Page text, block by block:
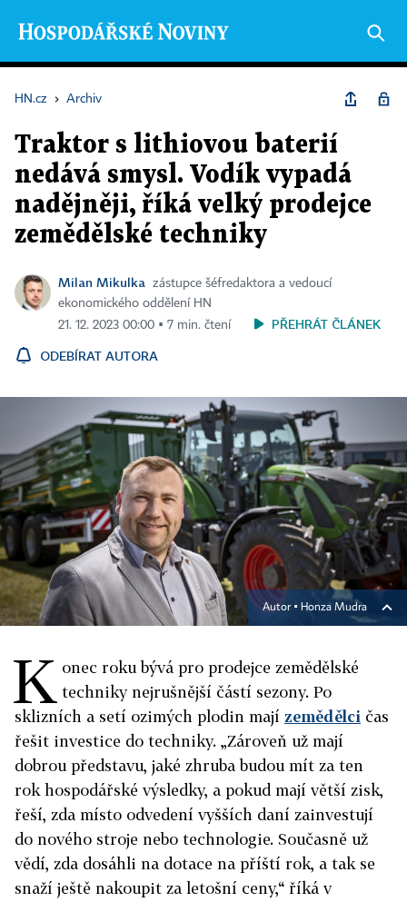
HN.cz › Archiv
Traktor s lithiovou baterií
nedává smysl. Vodík vypadá
nadějněji, říká velký prodejce
zemědělské techniky
Milan Mikulka
zástupce šéfredaktora a vedoucí
ekonomického oddělení HN
21. 12. 2023 00:00 ▪ 7 min. čtení
PŘEHRÁT ČLÁNEK
ODEBÍRAT AUTORA
Autor ▪ Honza Mudra
K onec roku bývá pro prodejce zemědělské
techniky nejrušnější částí sezony. Po
sklizních a setí ozimých plodin mají zemědělci čas
řešit investice do techniky. „Zároveň už mají
dobrou představu, jaké zhruba budou mít za ten
rok hospodářské výsledky, a pokud mají větší zisk,
řeší, zda místo odvedení vyšších daní zainvestují
do nového stroje nebo technologie. Současně už
vědí, zda dosáhli na dotace na příští rok, a tak se
snaží ještě nakoupit za letošní ceny,“ říká v